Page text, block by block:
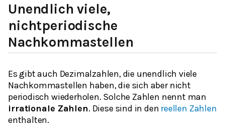
Unendlich viele,
nichtperiodische
Nachkommastellen
Es gibt auch Dezimalzahlen, die unendlich viele
Nachkommastellen haben, die sich aber nicht
periodisch wiederholen. Solche Zahlen nennt man
irrationale Zahlen. Diese sind in den reellen Zahlen
enthalten.